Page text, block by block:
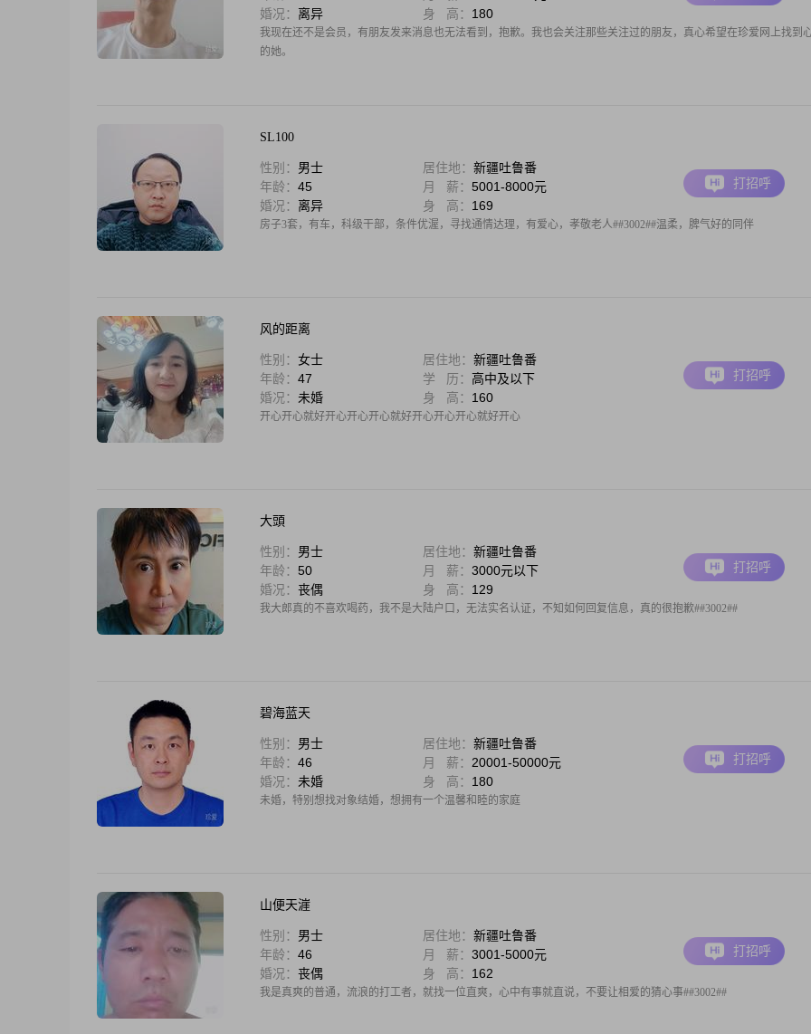
婚况： 离异 身 高： 180
我现在还不是会员，有朋友发来消息也无法看到，抱歉。我也会关注那些关注过的朋友，真心希望在珍爱网上找到
的她。
SL100
性别： 男士 居住地： 新疆吐鲁番
年龄： 45 月 薪： 5001-8000元
婚况： 离异 身 高： 169
房子3套，有车，科级干部，条件优渥，寻找通情达理，有爱心，孝敬老人##3002##温柔，脾气好的同伴
打招呼
风的距离
性别： 女士 居住地： 新疆吐鲁番
年龄： 47 学 历： 高中及以下
婚况： 未婚 身 高： 160
开心开心就好开心开心开心就好开心开心开心就好开心
打招呼
大頭
性别： 男士 居住地： 新疆吐鲁番
年龄： 50 月 薪： 3000元以下
婚况： 丧偶 身 高： 129
我大郎真的不喜欢喝药，我不是大陆户口，无法实名认证，不知如何回复信息，真的很抱歉##3002##
打招呼
碧海蓝天
性别： 男士 居住地： 新疆吐鲁番
年龄： 46 月 薪： 20001-50000元
婚况： 未婚 身 高： 180
未婚，特别想找对象结婚，想拥有一个温馨和睦的家庭
打招呼
山便天漄
性别： 男士 居住地： 新疆吐鲁番
年龄： 46 月 薪： 3001-5000元
婚况： 丧偶 身 高： 162
我是真爽的普通，流浪的打工者，就找一位直爽，心中有事就直说，不要让相爱的猜心事##3002##
打招呼